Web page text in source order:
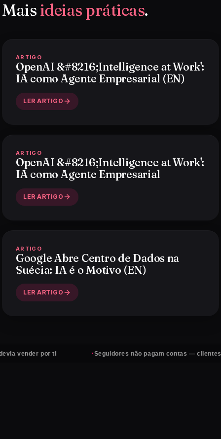
Mais ideias práticas.
ARTIGO
OpenAI &#8216;Intelligence at Work':
IA como Agente Empresarial (EN)
LER ARTIGO
ARTIGO
OpenAI &#8216;Intelligence at Work':
IA como Agente Empresarial
LER ARTIGO
ARTIGO
Google Abre Centro de Dados na
Suécia: IA é o Motivo (EN)
LER ARTIGO
por ti Seguidores não pagam contas — clientes sim